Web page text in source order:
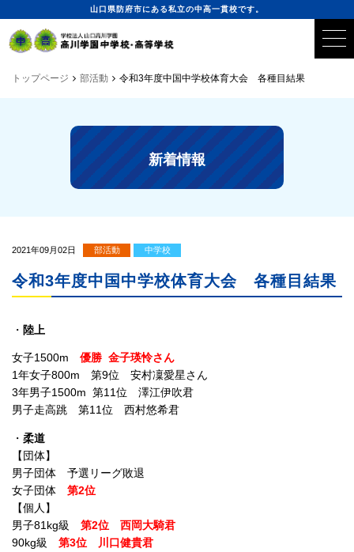
山口県防府市にある私立の中高一貫校です。
トップページ 部活動 令和3年度中国中学校体育大会 各種目結果
新着情報
2021年09月02日 部活動 中学校
令和3年度中国中学校体育大会 各種目結果
・ 陸上
女子1500m 優勝 金子瑛怜さん
1年女子800m 第9位 安村凜愛星さん
3年男子1500m 第11位 澤江伊吹君
男子走高跳 第11位 西村悠希君
・ 柔道
【団体】
男子団体 予選リーグ敗退
女子団体 第2位
【個人】
男子81kg級 第2位 西岡大騎君
90kg級 第3位 川口健貴君